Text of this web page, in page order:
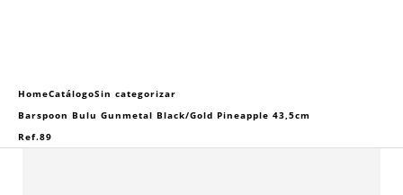
HomeCatálogoSin categorizar
Barspoon Bulu Gunmetal Black/Gold Pineapple 43,5cm
Ref.89